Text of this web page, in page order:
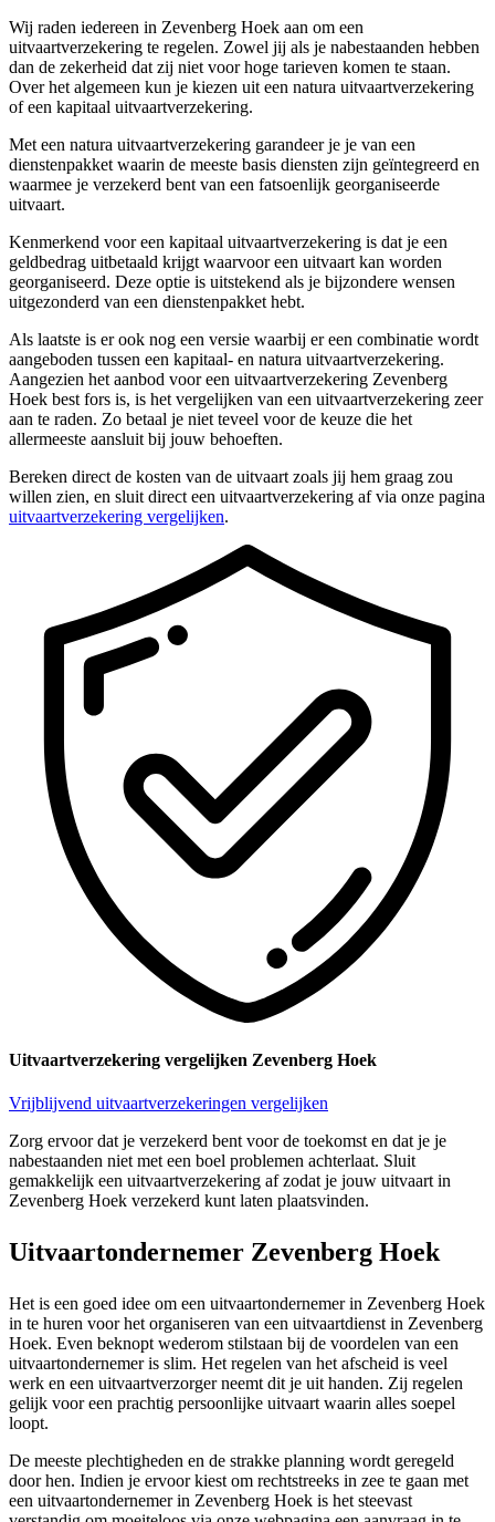
Wij raden iedereen in Zevenberg Hoek aan om een
uitvaartverzekering te regelen. Zowel jij als je nabestaanden hebben
dan de zekerheid dat zij niet voor hoge tarieven komen te staan.
Over het algemeen kun je kiezen uit een natura uitvaartverzekering
of een kapitaal uitvaartverzekering.
Met een natura uitvaartverzekering garandeer je je van een
dienstenpakket waarin de meeste basis diensten zijn geïntegreerd en
waarmee je verzekerd bent van een fatsoenlijk georganiseerde
uitvaart.
Kenmerkend voor een kapitaal uitvaartverzekering is dat je een
geldbedrag uitbetaald krijgt waarvoor een uitvaart kan worden
georganiseerd. Deze optie is uitstekend als je bijzondere wensen
uitgezonderd van een dienstenpakket hebt.
Als laatste is er ook nog een versie waarbij er een combinatie wordt
aangeboden tussen een kapitaal- en natura uitvaartverzekering.
Aangezien het aanbod voor een uitvaartverzekering Zevenberg
Hoek best fors is, is het vergelijken van een uitvaartverzekering zeer
aan te raden. Zo betaal je niet teveel voor de keuze die het
allermeeste aansluit bij jouw behoeften.
Bereken direct de kosten van de uitvaart zoals jij hem graag zou
willen zien, en sluit direct een uitvaartverzekering af via onze pagina
uitvaartverzekering vergelijken.
Uitvaartverzekering vergelijken Zevenberg Hoek
Vrijblijvend uitvaartverzekeringen vergelijken
Zorg ervoor dat je verzekerd bent voor de toekomst en dat je je
nabestaanden niet met een boel problemen achterlaat. Sluit
gemakkelijk een uitvaartverzekering af zodat je jouw uitvaart in
Zevenberg Hoek verzekerd kunt laten plaatsvinden.
Uitvaartondernemer Zevenberg Hoek
Het is een goed idee om een uitvaartondernemer in Zevenberg Hoek
in te huren voor het organiseren van een uitvaartdienst in Zevenberg
Hoek. Even beknopt wederom stilstaan bij de voordelen van een
uitvaartondernemer is slim. Het regelen van het afscheid is veel
werk en een uitvaartverzorger neemt dit je uit handen. Zij regelen
gelijk voor een prachtig persoonlijke uitvaart waarin alles soepel
loopt.
De meeste plechtigheden en de strakke planning wordt geregeld
door hen. Indien je ervoor kiest om rechtstreeks in zee te gaan met
een uitvaartondernemer in Zevenberg Hoek is het steevast